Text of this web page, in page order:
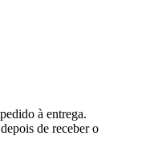
à entrega.
de receber o